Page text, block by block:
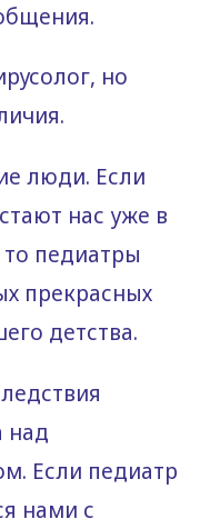
но
люди. Если
нас уже в
то педиатры
прекрасных
детства.
над
Если педиатр
нами с